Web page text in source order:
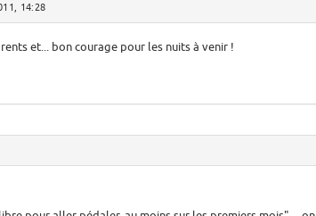
14:28
et... bon courage pour les nuits à venir !